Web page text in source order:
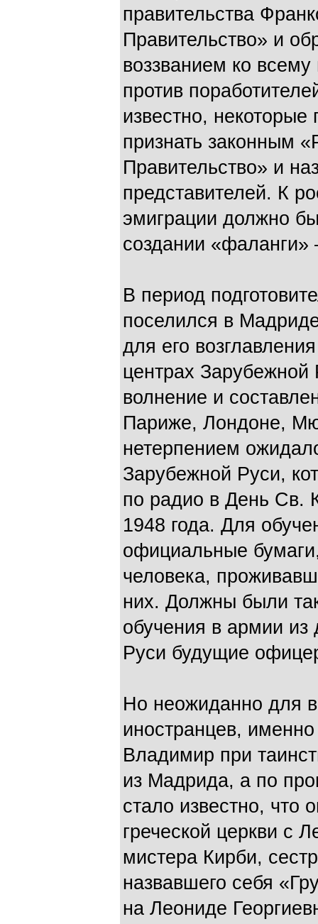
правительства
Правительство» и
воззванием ко
против
известно, некоторые
признать законным
Правительство» и
представителей. К
эмиграции должно
создании «фаланги»
В период
поселился в
для его
центрах
волнение и
Париже, Лондоне,
нетерпением
Зарубежной Руси,
по радио в День Св.
1948 года. Для
официальные
человека,
них. Должны были
обучения в армии из
Руси будущие
Но неожиданно для
иностранцев,
Владимир при
из Мадрида, а по
стало известно, что
греческой церкви с
мистера Кирби,
назвавшего себя
на Леониде